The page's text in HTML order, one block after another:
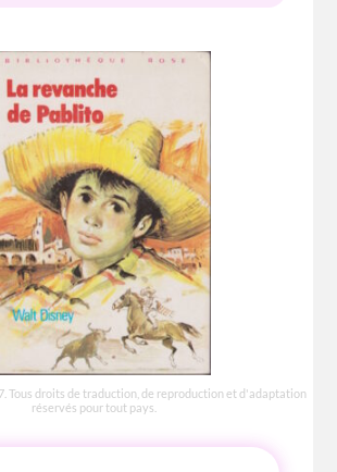
Tous droits de traduction, de reproduction et d'adaptation
réservés pour tout pays.